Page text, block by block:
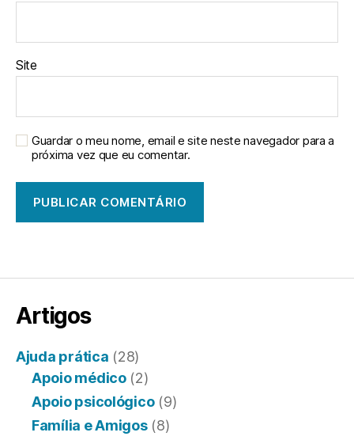
Site
Guardar o meu nome, email e site neste navegador para a
próxima vez que eu comentar.
Artigos
Ajuda prática (28)
Apoio médico(2)
Apoio psicológico(9)
Família e Amigos(8)